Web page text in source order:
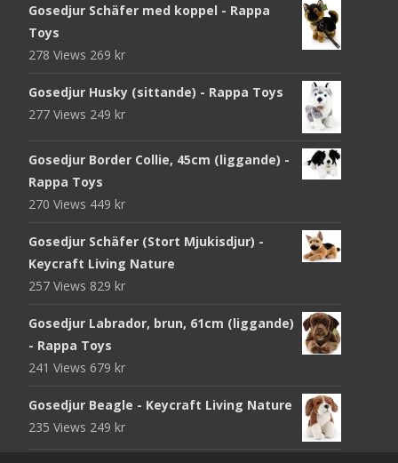
Gosedjur Schäfer med koppel - Rappa
Toys
278 Views 269 kr
Gosedjur Husky (sittande) - Rappa Toys
277 Views 249 kr
Gosedjur Border Collie, 45cm (liggande) -
Rappa Toys
270 Views 449 kr
Gosedjur Schäfer (Stort Mjukisdjur) -
Keycraft Living Nature
257 Views 829 kr
Gosedjur Labrador, brun, 61cm (liggande)
- Rappa Toys
241 Views 679 kr
Gosedjur Beagle - Keycraft Living Nature
235 Views 249 kr